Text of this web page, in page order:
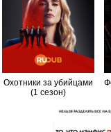
Охотники за убийцами
(1 сезон)